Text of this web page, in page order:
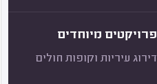
פרויקטים מיוחדים
דירוג עיריות וקופות חולים